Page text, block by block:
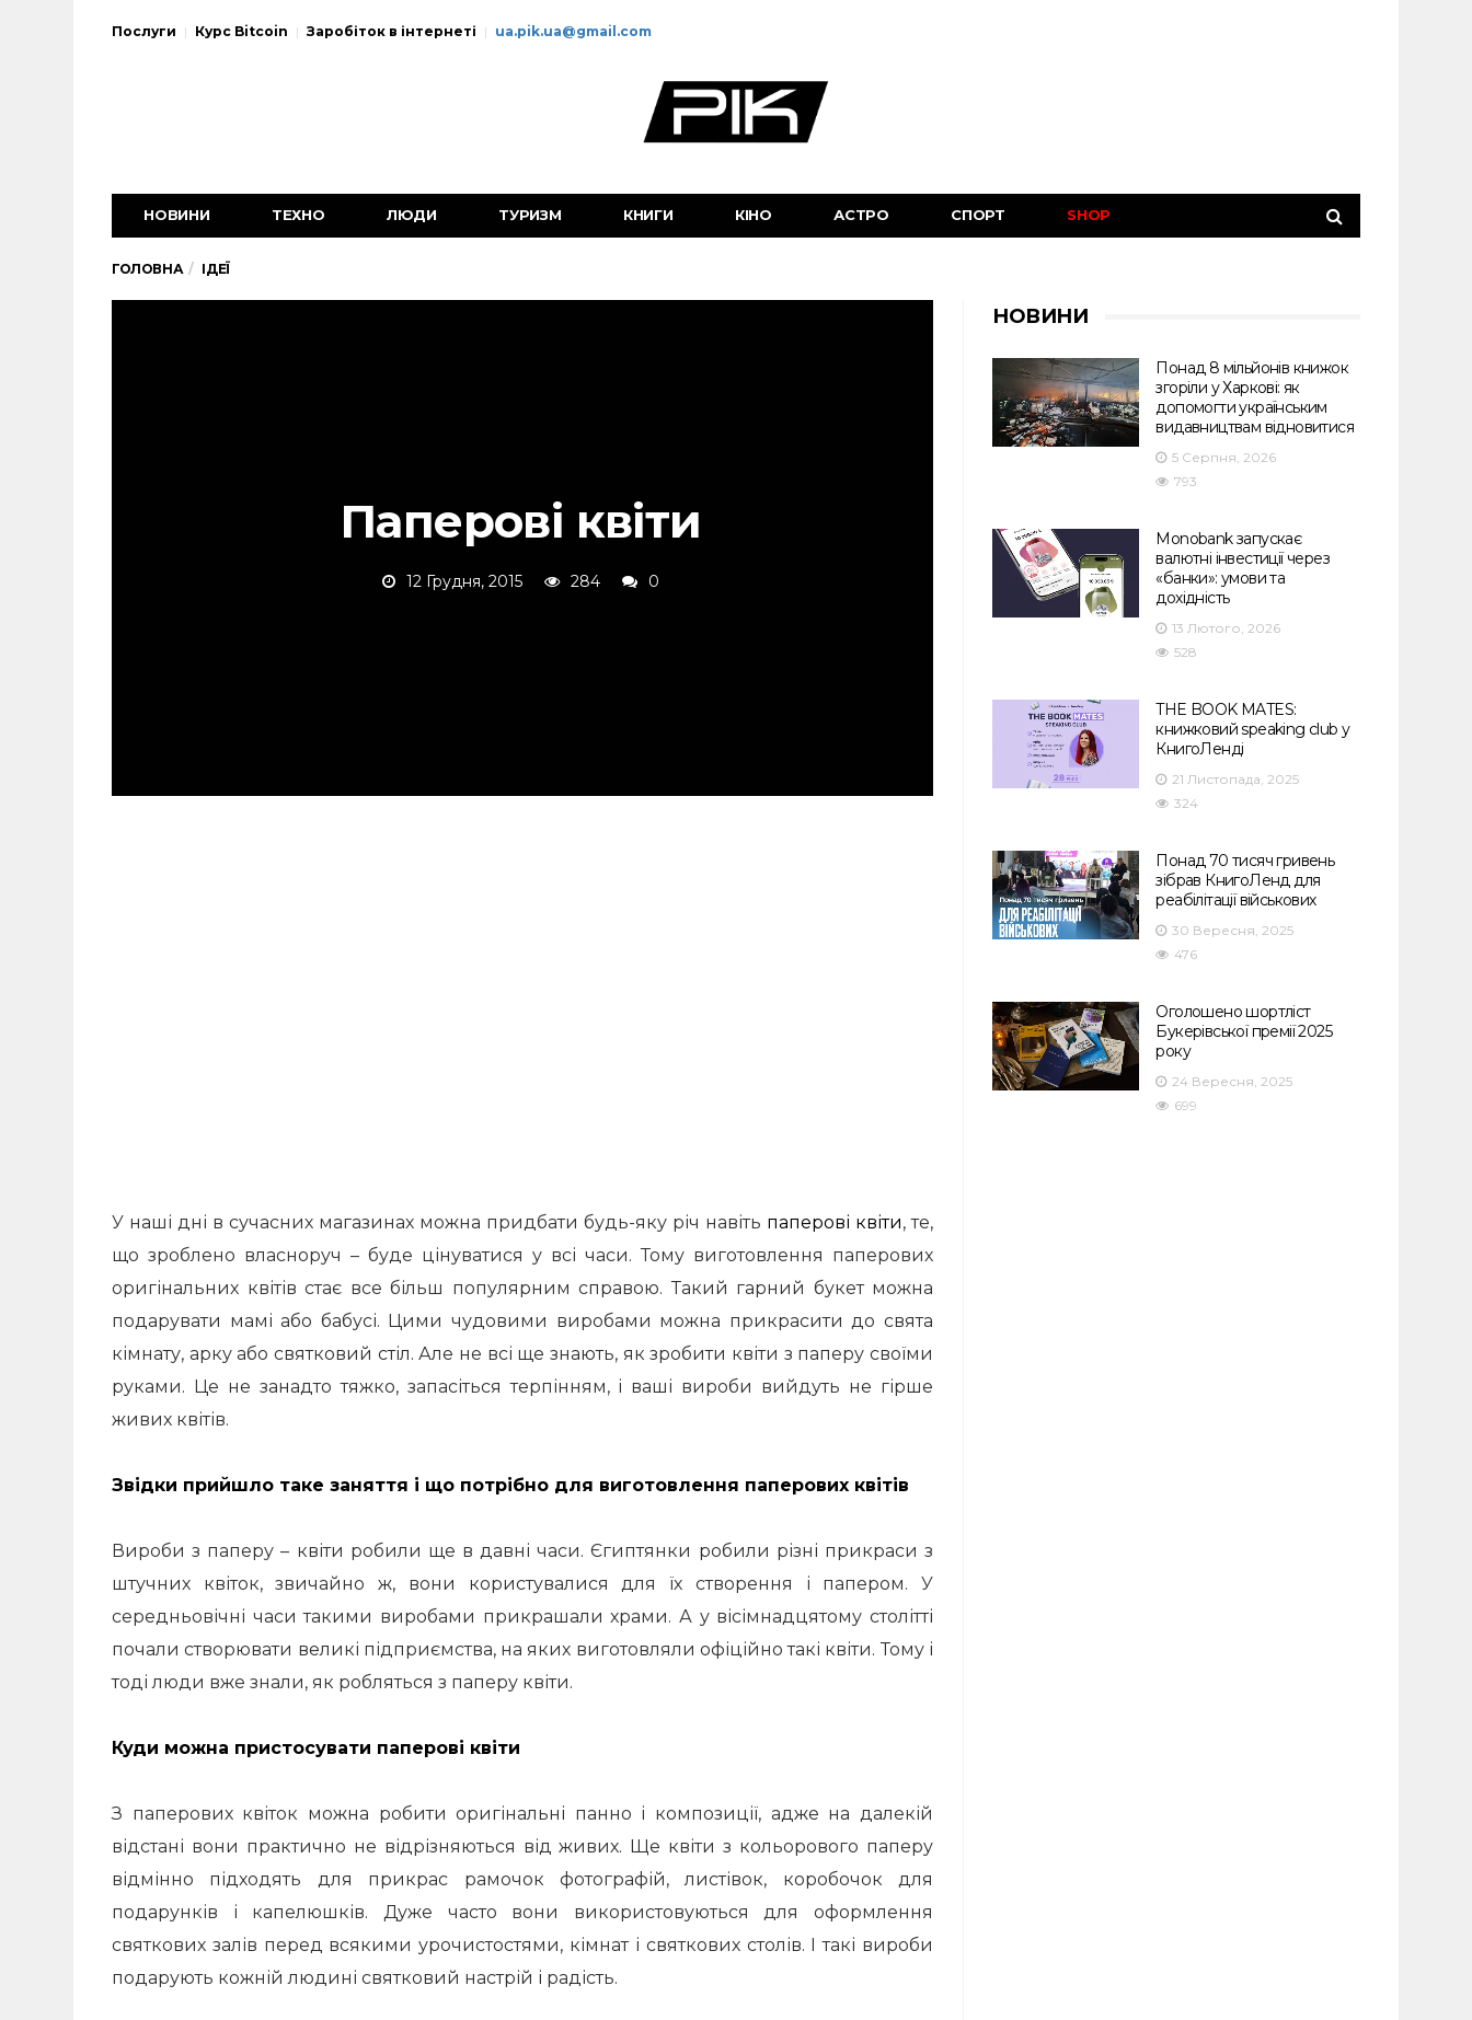
Послуги Курс Bitcoin Заробіток в інтернеті ua.pik.ua@gmail.com
НОВИНИ ТЕХНО ЛЮДИ ТУРИЗМ КНИГИ КІНО АСТРО СПОРТ SHOP
ГОЛОВНА ІДЕЇ
Паперові квіти
12 Грудня, 2015 284 0
У наші дні в сучасних магазинах можна придбати будь-яку річ навіть паперові квіти, те,
що зроблено власноруч – буде цінуватися у всі часи. Тому виготовлення паперових
оригінальних квітів стає все більш популярним справою. Такий гарний букет можна
подарувати мамі або бабусі. Цими чудовими виробами можна прикрасити до свята
кімнату, арку або святковий стіл. Але не всі ще знають, як зробити квіти з паперу своїми
руками. Це не занадто тяжко, запасіться терпінням, і ваші вироби вийдуть не гірше
живих квітів.
Звідки прийшло таке заняття і що потрібно для виготовлення паперових квітів
Вироби з паперу – квіти робили ще в давні часи. Єгиптянки робили різні прикраси з
штучних квіток, звичайно ж, вони користувалися для їх створення і папером. У
середньовічні часи такими виробами прикрашали храми. А у вісімнадцятому столітті
почали створювати великі підприємства, на яких виготовляли офіційно такі квіти. Тому і
тоді люди вже знали, як робляться з паперу квіти.
Куди можна пристосувати паперові квіти
З паперових квіток можна робити оригінальні панно і композиції, адже на далекій
відстані вони практично не відрізняються від живих. Ще квіти з кольорового паперу
відмінно підходять для прикрас рамочок фотографій, листівок, коробочок для
подарунків і капелюшків. Дуже часто вони використовуються для оформлення
святкових залів перед всякими урочистостями, кімнат і святкових столів. І такі вироби
подарують кожній людині святковий настрій і радість.
НОВИНИ
Понад 8 мільйонів книжок
згоріли у Харкові: як
допомогти українським
видавництвам відновитися
5 Серпня, 2026
793
Monobank запускає
валютні інвестиції через
«банки»: умови та
дохідність
13 Лютого, 2026
528
THE BOOK MATES:
книжковий speaking club у
КнигоЛенді
21 Листопада, 2025
324
Понад 70 тисяч гривень
зібрав КнигоЛенд для
реабілітації військових
30 Вересня, 2025
476
Оголошено шортліст
Букерівської премії 2025
року
24 Вересня, 2025
699